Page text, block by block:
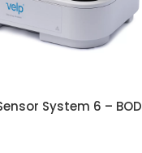
Sensor System 6 – BOD